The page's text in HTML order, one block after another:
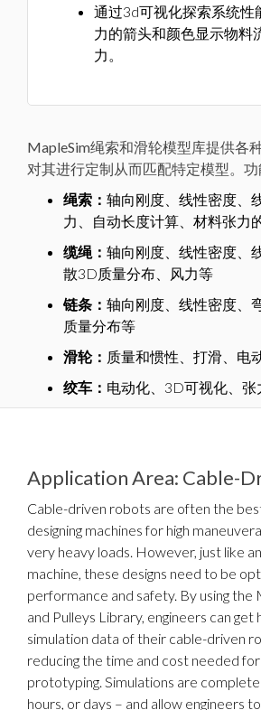
通过3d可视化探索系统性
力的箭头和颜色显示物料
力。
MapleSim绳索和滑轮模型库提供各
对其进行定制从而匹配特定模型。功
绳索： 轴向刚度、线性密度、
力、自动长度计算、材料张力
缆绳： 轴向刚度、线性密度、
散3D质量分布、风力等
链条： 轴向刚度、线性密度、
质量分布等
滑轮： 质量和惯性、打滑、电
绞车： 电动化、3D可视化、
Application Area: Cable-
Cable-driven robots are often the
designing machines for high
very heavy loads. However, just like
machine, these designs need to be
performance and safety. By using the
and Pulleys Library, engineers can get
simulation data of their cable-driven
reducing the time and cost needed
prototyping. Simulations are
hours, or days – and allow engineers